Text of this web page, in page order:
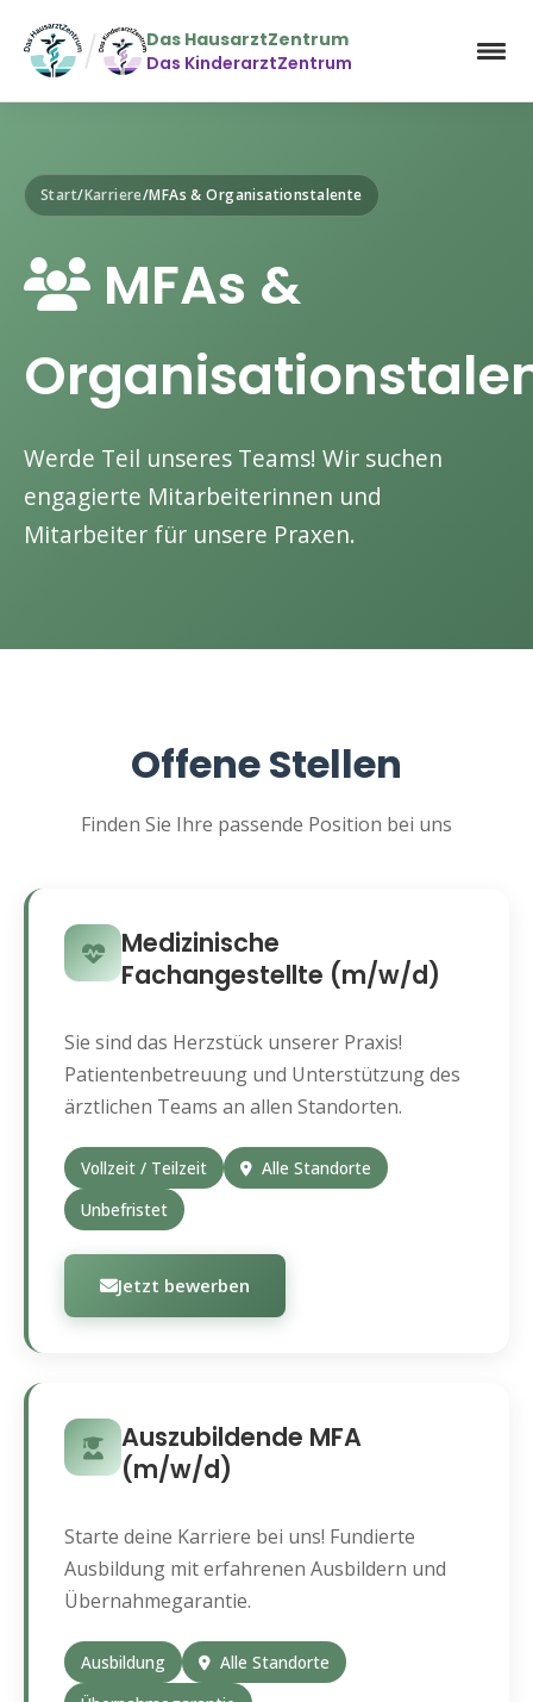
Das HausarztZentrum
Das KinderarztZentrum
Start/Karriere/MFAs & Organisationstalente
MFAs &
Werde Teil unseres Teams! Wir suchen
engagierte Mitarbeiterinnen und
Mitarbeiter für unsere Praxen.
Offene Stellen
Finden Sie Ihre passende Position bei uns
Medizinische
Fachangestellte (m/w/d)
Sie sind das Herzstück unserer Praxis!
Patientenbetreuung und Unterstützung des
ärztlichen Teams an allen Standorten.
Vollzeit / Teilzeit
Alle Standorte
Unbefristet
Jetzt bewerben
Auszubildende MFA
(m/w/d)
Starte deine Karriere bei uns! Fundierte
Ausbildung mit erfahrenen Ausbildern und
Übernahmegarantie.
Ausbildung
Alle Standorte